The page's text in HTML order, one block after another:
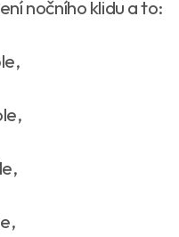
nočního klidu a to: